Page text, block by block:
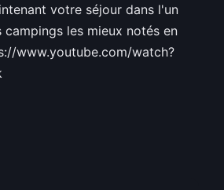
votre séjour dans l'un
les mieux notés en
www.youtube.com/watch?